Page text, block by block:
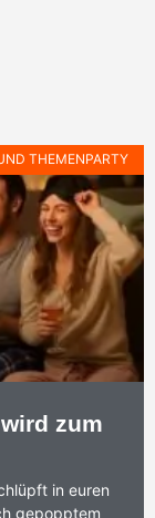
THEMENPARTY
zum
in euren
gepopptem